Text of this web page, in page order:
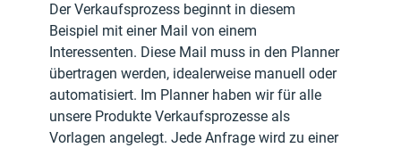
Der Verkaufsprozess beginnt in diesem
Beispiel mit einer Mail von einem
Interessenten. Diese Mail muss in den Planner
übertragen werden, idealerweise manuell oder
automatisiert. Im Planner haben wir für alle
unsere Produkte Verkaufsprozesse als
Vorlagen angelegt. Jede Anfrage wird zu einer